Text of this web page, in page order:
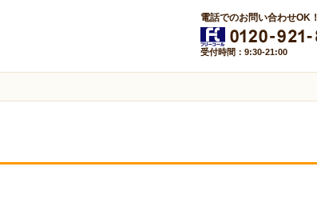
電話でのお問い合わせOK！
受付時間：9:30-21:00